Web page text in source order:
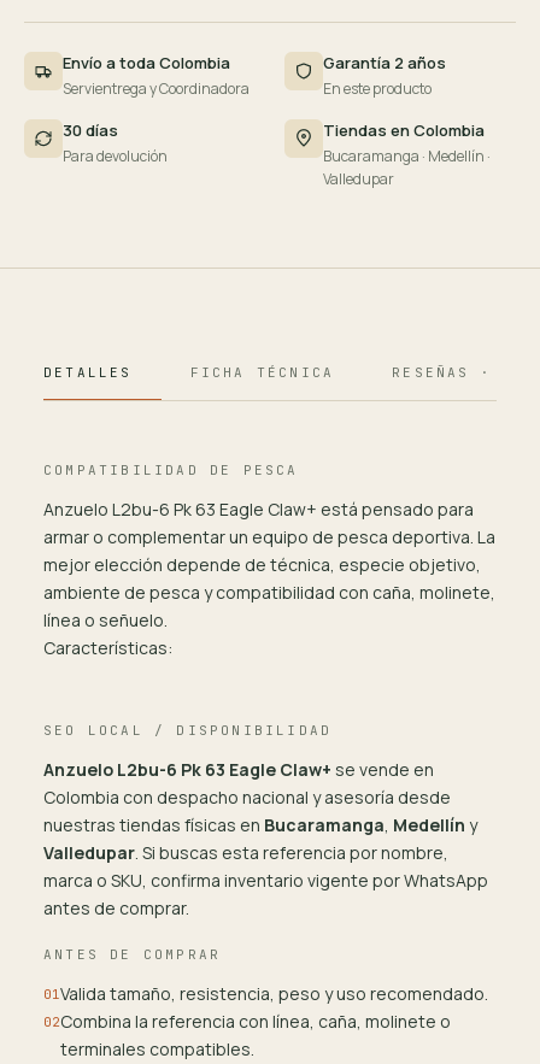
Envío a toda Colombia
Servientrega y Coordinadora
Garantía 2 años
En este producto
30 días
Para devolución
Tiendas en Colombia
Bucaramanga · Medellín ·
Valledupar
DETALLES FICHA TÉCNICA RESEÑAS · 124
COMPATIBILIDAD DE PESCA
Anzuelo L2bu-6 Pk 63 Eagle Claw+ está pensado para
armar o complementar un equipo de pesca deportiva. La
mejor elección depende de técnica, especie objetivo,
ambiente de pesca y compatibilidad con caña, molinete,
línea o señuelo.
Características:
SEO LOCAL / DISPONIBILIDAD
Anzuelo L2bu-6 Pk 63 Eagle Claw+ se vende en
Colombia con despacho nacional y asesoría desde
nuestras tiendas físicas en Bucaramanga, Medellín y
Valledupar. Si buscas esta referencia por nombre,
marca o SKU, confirma inventario vigente por WhatsApp
antes de comprar.
ANTES DE COMPRAR
01Valida tamaño, resistencia, peso y uso recomendado.
02Combina la referencia con línea, caña, molinete o
terminales compatibles.